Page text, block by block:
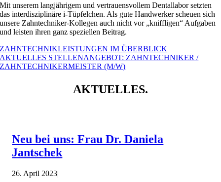
Mit unserem langjährigem und vertrauensvollem Dentallabor setzten
das interdisziplinäre i-Tüpfelchen. Als gute Handwerker scheuen sich
unsere Zahntechniker-Kollegen auch nicht vor „kniffligen“ Aufgaben
und leisten ihren ganz speziellen Beitrag.
ZAHNTECHNIKLEISTUNGEN IM ÜBERBLICK
AKTUELLES STELLENANGEBOT: ZAHNTECHNIKER /
ZAHNTECHNIKERMEISTER (M/W)
AKTUELLES.
Neu bei uns: Frau Dr. Daniela
Jantschek
26. April 2023|